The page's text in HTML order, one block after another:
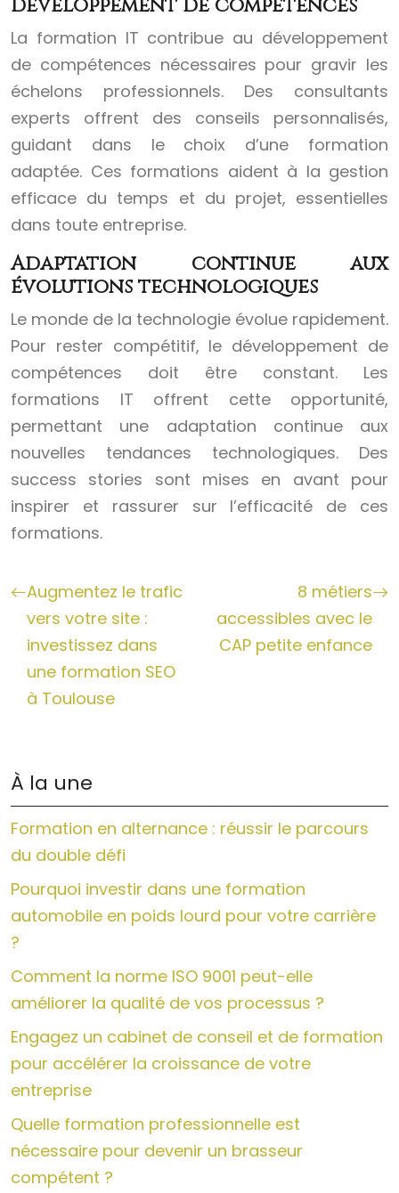
développement de compétences
La formation IT contribue au développement
de compétences nécessaires pour gravir les
échelons professionnels. Des consultants
experts offrent des conseils personnalisés,
guidant dans le choix d’une formation
adaptée. Ces formations aident à la gestion
efficace du temps et du projet, essentielles
dans toute entreprise.
Adaptation continue aux
évolutions technologiques
Le monde de la technologie évolue rapidement.
Pour rester compétitif, le développement de
compétences doit être constant. Les
formations IT offrent cette opportunité,
permettant une adaptation continue aux
nouvelles tendances technologiques. Des
success stories sont mises en avant pour
inspirer et rassurer sur l’efficacité de ces
formations.
Augmentez le trafic
vers votre site :
investissez dans
une formation SEO
à Toulouse
8 métiers
accessibles avec le
CAP petite enfance
À la une
Formation en alternance : réussir le parcours
du double défi
Pourquoi investir dans une formation
automobile en poids lourd pour votre carrière
?
Comment la norme ISO 9001 peut-elle
améliorer la qualité de vos processus ?
Engagez un cabinet de conseil et de formation
pour accélérer la croissance de votre
entreprise
Quelle formation professionnelle est
nécessaire pour devenir un brasseur
compétent ?